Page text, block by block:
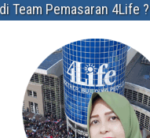
Team Pemasaran 4Life ?